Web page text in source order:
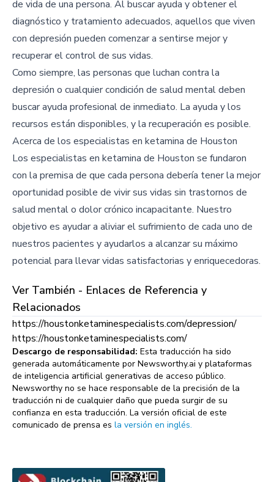
de vida de una persona. Al buscar ayuda y obtener el
diagnóstico y tratamiento adecuados, aquellos que viven
con depresión pueden comenzar a sentirse mejor y
recuperar el control de sus vidas.
Como siempre, las personas que luchan contra la
depresión o cualquier condición de salud mental deben
buscar ayuda profesional de inmediato. La ayuda y los
recursos están disponibles, y la recuperación es posible.
Acerca de los especialistas en ketamina de Houston
Los especialistas en ketamina de Houston se fundaron
con la premisa de que cada persona debería tener la mejor
oportunidad posible de vivir sus vidas sin trastornos de
salud mental o dolor crónico incapacitante. Nuestro
objetivo es ayudar a aliviar el sufrimiento de cada uno de
nuestros pacientes y ayudarlos a alcanzar su máximo
potencial para llevar vidas satisfactorias y enriquecedoras.
Ver También - Enlaces de Referencia y
Relacionados
https://houstonketaminespecialists.com/depression/
https://houstonketaminespecialists.com/
Descargo de responsabilidad: Esta traducción ha sido
generada automáticamente por Newsworthy.ai y plataformas
de inteligencia artificial generativas de acceso público.
Newsworthy no se hace responsable de la precisión de la
traducción ni de cualquier daño que pueda surgir de su
confianza en esta traducción. La versión oficial de este
comunicado de prensa es la versión en inglés.